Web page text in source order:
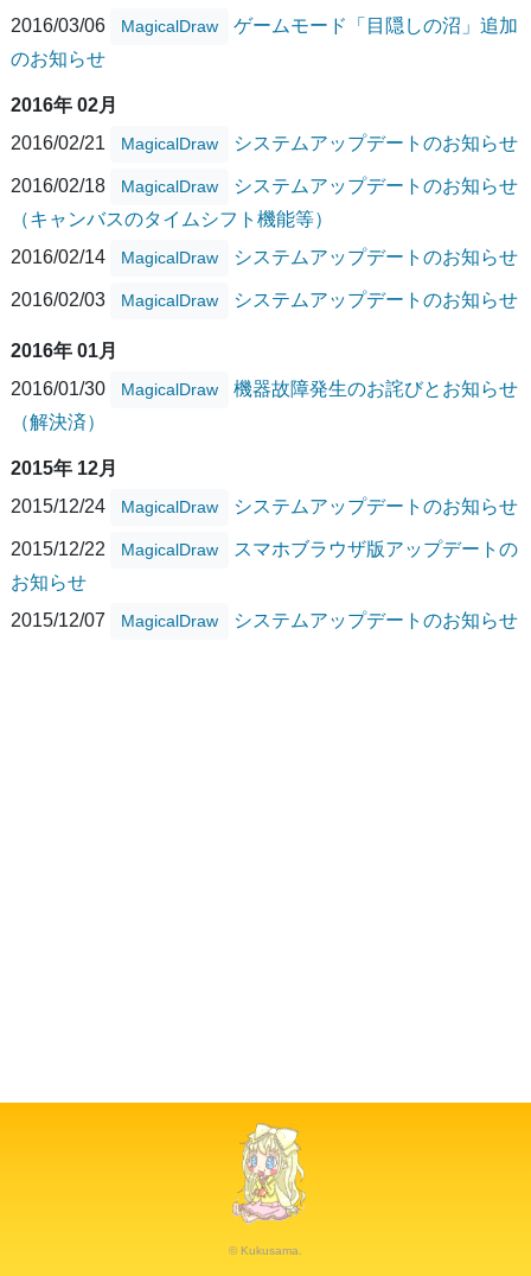
2016/03/06
MagicalDraw
ゲームモード「目隠しの沼」追加
のお知らせ
2016年 02月
2016/02/21
MagicalDraw システムアップデートのお知らせ
2016/02/18 MagicalDraw
システムアップデートのお知らせ
（キャンバスのタイムシフト機能等）
2016/02/14
MagicalDraw システムアップデートのお知らせ
2016/02/03 MagicalDraw システムアップデートのお知らせ
2016年 01月
2016/01/30
MagicalDraw
機器故障発生のお詫びとお知らせ
（解決済）
2015年 12月
2015/12/24
MagicalDraw システムアップデートのお知らせ
2015/12/22 MagicalDraw
スマホブラウザ版アップデートの
お知らせ
2015/12/07
MagicalDraw システムアップデートのお知らせ
© Kukusama.